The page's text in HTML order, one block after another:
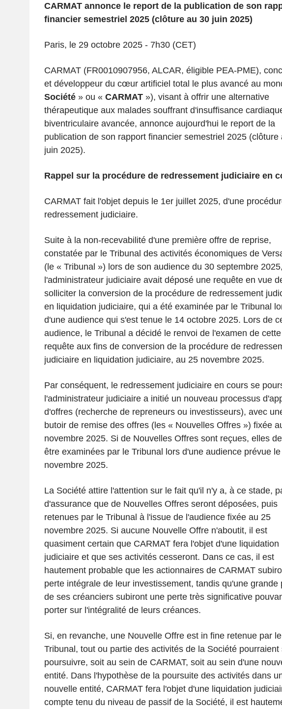
CARMAT annonce le report de la publication de son
financier semestriel 2025 (clôture au 30 juin 2025)
Paris, le 29 octobre 2025 - 7h30 (CET)
CARMAT (FR0010907956, ALCAR, éligible PEA-PME),
et développeur du cœur artificiel total le plus avancé au
Société» ou « CARMAT»), visant à offrir une alternative
thérapeutique aux malades souffrant d'insuffisance
biventriculaire avancée, annonce aujourd'hui le report de la
publication de son rapport financier semestriel 2025 (clôture
juin 2025).
Rappel sur la procédure de redressement judiciaire en
CARMAT fait l'objet depuis le 1erjuillet 2025, d'une
redressement judiciaire.
Suite à la non-recevabilité d'une première offre de reprise,
constatée par le Tribunal des activités économiques de
(le « Tribunal ») lors de son audience du 30 septembre 2025,
l'administrateur judiciaire avait déposé une requête en vue
solliciter la conversion de la procédure de redressement
en liquidation judiciaire, qui a été examinée par le Tribunal
d'une audience qui s'est tenue le 14 octobre 2025. Lors de
audience, le Tribunal a décidé le renvoi de l'examen de cette
requête aux fins de conversion de la procédure de
judiciaire en liquidation judiciaire, au 25 novembre 2025.
Par conséquent, le redressement judiciaire en cours se
l'administrateur judiciaire a initié un nouveau processus
d'offres (recherche de repreneurs ou investisseurs), avec
butoir de remise des offres (les « Nouvelles Offres ») fixée
novembre 2025. Si de Nouvelles Offres sont reçues, elles
être examinées par le Tribunal lors d'une audience prévue
novembre 2025.
La Société attire l'attention sur le fait qu'il n'y a, à ce stade,
d'assurance que de Nouvelles Offres seront déposées, puis
retenues par le Tribunal à l'issue de l'audience fixée au 25
novembre 2025. Si aucune Nouvelle Offre n'aboutit, il est
quasiment certain que CARMAT fera l'objet d'une liquidation
judiciaire et que ses activités cesseront. Dans ce cas, il est
hautement probable que les actionnaires de CARMAT
perte intégrale de leur investissement, tandis qu'une grande
de ses créanciers subiront une perte très significative
porter sur l'intégralité de leurs créances.
Si, en revanche, une Nouvelle Offre est in fineretenue par le
Tribunal, tout ou partie des activités de la Société pourraient
poursuivre, soit au sein de CARMAT, soit au sein d'une
entité. Dans l'hypothèse de la poursuite des activités dans
nouvelle entité, CARMAT fera l'objet d'une liquidation
compte tenu du niveau de passif de la Société, il est